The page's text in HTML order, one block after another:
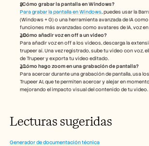
¿Cómo grabar la pantalla en Windows?
Para grabar la pantalla en Windows, puedes usar la
(Windows + G) o una herramienta avanzada de IA como
funciones más avanzadas como avatares de IA, voz
¿Cómo añadir voz en off a un video?
Para añadir voz en off a los videos, descarga la
trupeer ai. Una vez registrado, sube tu video con voz,
de Trupeer y exporta tu video editado.
¿Cómo hago zoom en una grabación de pantalla?
Para acercar durante una grabación de pantalla, usa
Trupeer AI, que te permiten acercar y alejar en
mejorando el impacto visual del contenido de tu video.
Lecturas sugeridas
Generador de documentación técnica